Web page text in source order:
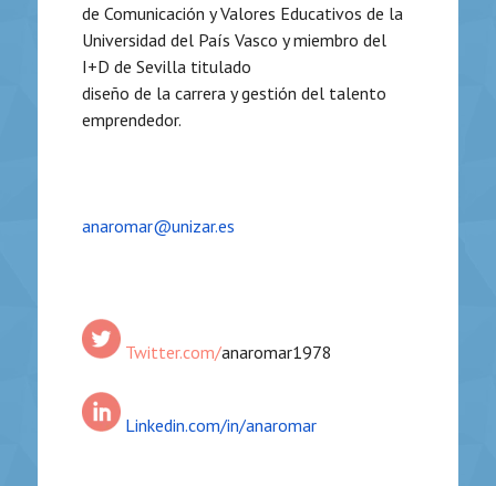
de Comunicación y Valores Educativos de la
Universidad del País Vasco y miembro del
I+D de Sevilla titulado
diseño de la carrera y gestión del talento
emprendedor.
anaromar@unizar.es
Twitter.com/anaromar1978
Linkedin.com/in/anaromar